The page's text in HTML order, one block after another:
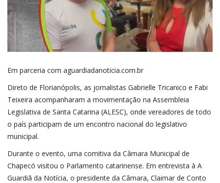
Em parceria com aguardiadanoticia.com.br
Direto de Florianópolis, as jornalistas Gabrielle Tricanico e Fabi
Teixeira acompanharam a movimentação na Assembleia
Legislativa de Santa Catarina (ALESC), onde vereadores de todo
o país participam de um encontro nacional do legislativo
municipal.
Durante o evento, uma comitiva da Câmara Municipal de
Chapecó visitou o Parlamento catarinense. Em entrevista à A
Guardiã da Notícia, o presidente da Câmara, Claimar de Conto